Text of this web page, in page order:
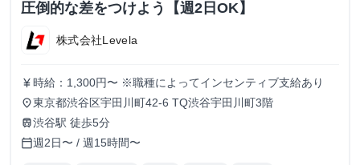
圧倒的な差をつけよう【週2日OK】
株式会社Levela
currency_yen 時給：1,300円〜 ※職種によってインセンティブ支給あり
place東京都渋谷区宇田川町42-6 TQ渋谷宇田川町3階
train渋谷駅 徒歩5分
calendar_today週2日〜 / 週15時間〜